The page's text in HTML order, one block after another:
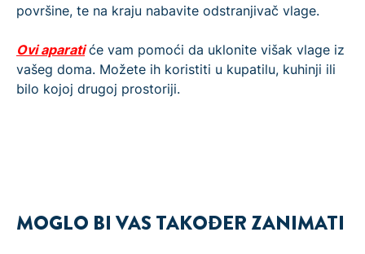
površine, te na kraju nabavite odstranjivač vlage.
Ovi aparatiće vam pomoći da uklonite višak vlage iz
vašeg doma. Možete ih koristiti u kupatilu, kuhinji ili
bilo kojoj drugoj prostoriji.
MOGLO BI VAS TAKOĐER ZANIMATI